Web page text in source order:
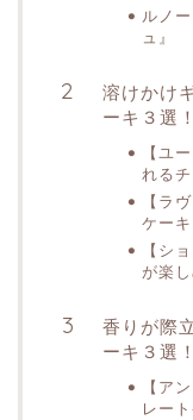
ルノ
ュ』
溶けかけ
ーキ３選！
【ユ
れる
【ラ
ケーキ
【シ
が楽
香りが際
ーキ３選！
【ア
レー